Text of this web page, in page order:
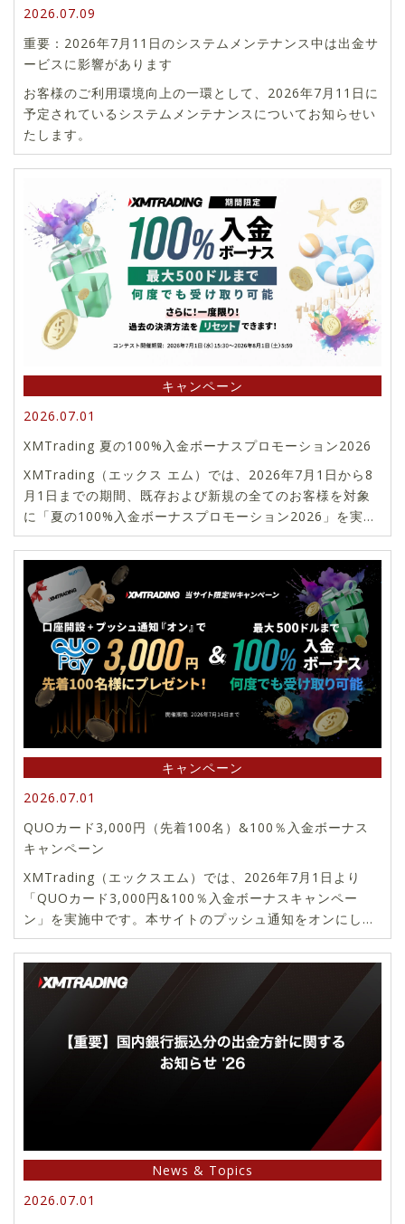
2026.07.09
重要：2026年7月11日のシステムメンテナンス中は出金サ
ービスに影響があります
お客様のご利用環境向上の一環として、2026年7月11日に
予定されているシステムメンテナンスについてお知らせい
たします。
キャンペーン
2026.07.01
XMTrading 夏の100%入金ボーナスプロモーション2026
XMTrading（エックス エム）では、2026年7月1日から8
月1日までの期間、既存および新規の全てのお客様を対象
に「夏の100%入金ボーナスプロモーション2026」を実施
いたします。期間中の入金に対して最大500ドルの100%
入金ボーナスをプレゼントいたします。
キャンペーン
2026.07.01
QUOカード3,000円（先着100名）&100％入金ボーナス
キャンペーン
XMTrading（エックスエム）では、2026年7月1日より
「QUOカード3,000円&100％入金ボーナスキャンペー
ン」を実施中です。本サイトのプッシュ通知をオンにし
て、専用リンクから口座開設頂いた方の中から先着100名
様に3,000円分のQUOカードをプレゼント。さらに、条件
をクリアしたすべてのお客様は、100％入金ボーナスもご
News & Topics
2026.07.01